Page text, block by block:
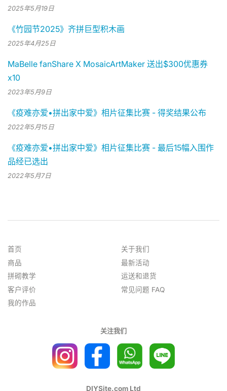
2025年5月19日
《竹园节2025》齐拼巨型积木画
2025年4月25日
MaBelle fanShare X MosaicArtMaker 送出$300优惠券
x10
2023年5月9日
《疫难亦爱•拼出家中爱》相片征集比赛 - 得奖结果公布
2022年5月15日
《疫难亦爱•拼出家中爱》相片征集比赛 - 最后15幅入围作
品经已选出
2022年5月7日
首页
商品
拼砌教学
客户评价
我的作品
关于我们
最新活动
运送和退货
常见问题 FAQ
关注我们
DIYSite.com Ltd